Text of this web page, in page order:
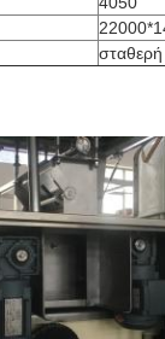
σταθερή